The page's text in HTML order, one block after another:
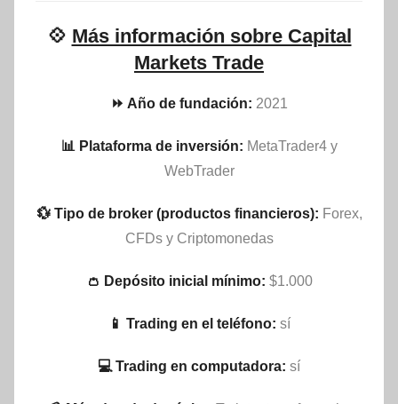
💠 Más información sobre Capital
Markets Trade
⏩ Año de fundación: 2021
📊 Plataforma de inversión: MetaTrader4 y
WebTrader
💱 Tipo de broker (productos financieros): Forex,
CFDs y Criptomonedas
👛 Depósito inicial mínimo: $1.000
📱 Trading en el teléfono: sí
💻 Trading en computadora: sí